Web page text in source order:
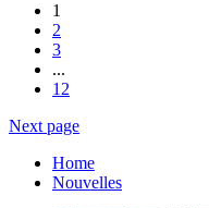
1
2
3
...
12
Next page
Home
Nouvelles